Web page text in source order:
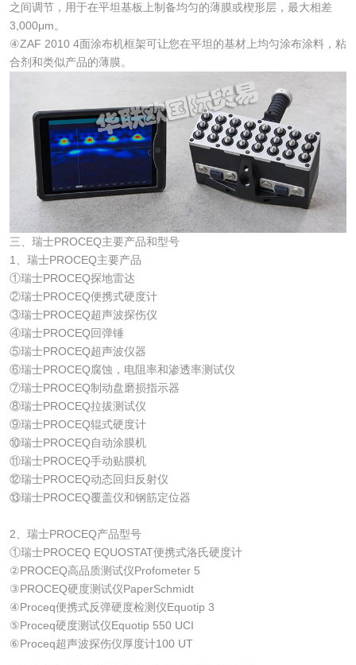
之间调节，用于在平坦基板上制备均匀的薄膜或楔形层，最大相差
3,000μm。
④ZAF 2010 4面涂布机框架可让您在平坦的基材上均匀涂布涂料，粘
合剂和类似产品的薄膜。
三、瑞士PROCEQ主要产品和型号
1、瑞士PROCEQ主要产品
①瑞士PROCEQ探地雷达
②瑞士PROCEQ便携式硬度计
③瑞士PROCEQ超声波探伤仪
④瑞士PROCEQ回弹锤
⑤瑞士PROCEQ超声波仪器
⑥瑞士PROCEQ腐蚀，电阻率和渗透率测试仪
⑦瑞士PROCEQ制动盘磨损指示器
⑧瑞士PROCEQ拉拔测试仪
⑨瑞士PROCEQ辊式硬度计
⑩瑞士PROCEQ自动涂膜机
⑪瑞士PROCEQ手动贴膜机
⑫瑞士PROCEQ动态回归反射仪
⑬瑞士PROCEQ覆盖仪和钢筋定位器
2、瑞士PROCEQ产品型号
①瑞士PROCEQ EQUOSTAT便携式洛氏硬度计
②PROCEQ高品质测试仪Profometer 5
③PROCEQ硬度测试仪PaperSchmidt
④Proceq便携式反弹硬度检测仪Equotip 3
⑤Proceq硬度测试仪Equotip 550 UCI
⑥Proceq超声波探伤仪厚度计100 UT